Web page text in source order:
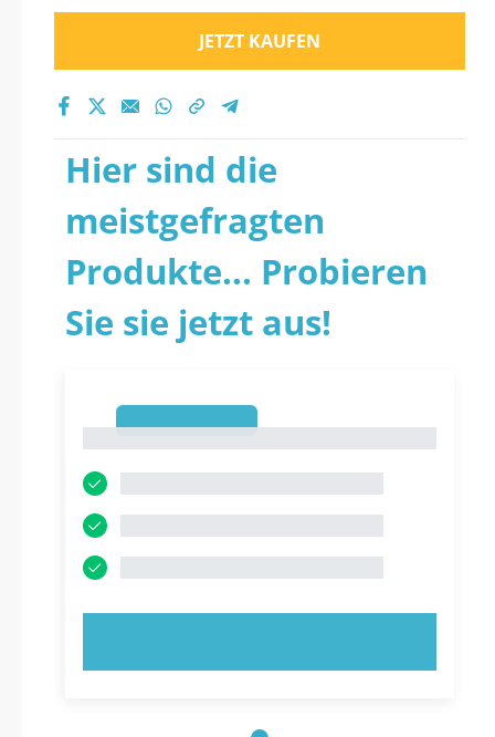
JETZT KAUFEN
Hier sind die
meistgefragten
Produkte... Probieren
Sie sie jetzt aus!